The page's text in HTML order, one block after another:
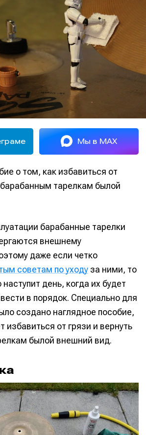
Мы в MAX
о том, как избавиться от
барабанным тарелкам былой
барабанные тарелки
внешнему
даже если четко
советам по уходу за ними, то
день, когда их будет
в порядок. Специально для
создано наглядное пособие,
избавиться от грязи и вернуть
былой внешний вид.